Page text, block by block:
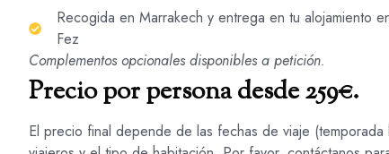
Recogida en Marrakech y entrega en tu alojamiento
Fez
Complementos opcionales disponibles a petición.
Precio por persona desde 259€.
El precio final depende de las fechas de viaje